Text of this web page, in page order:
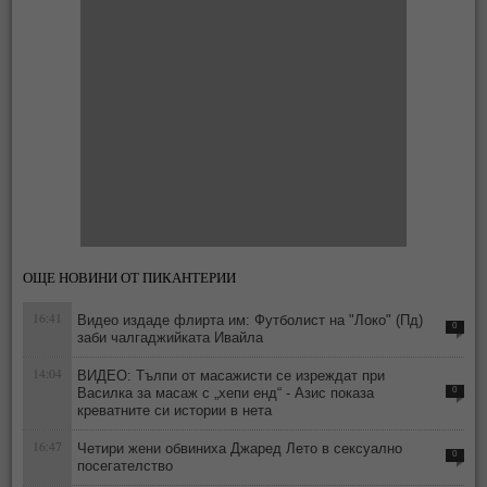
ОЩЕ НОВИНИ ОТ ПИКАНТЕРИИ
16:41
Видео издаде флирта им: Футболист на "Локо" (Пд)
заби чалгаджийката Ивайла
0
14:04
ВИДЕО: Тълпи от масажисти се изреждат при
Василка за масаж с „хепи енд“ - Азис показа
креватните си истории в нета
0
16:47
Четири жени обвиниха Джаред Лето в сексуално
посегателство
0